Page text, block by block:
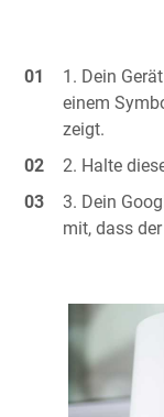
Dein
einem
zeigt.
Halte
Dein
mit, dass